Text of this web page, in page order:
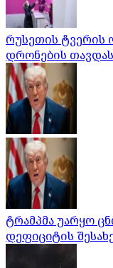
რუსეთის ტვერის
დრონების
ტრამპმა უარყო
დეფიციტის